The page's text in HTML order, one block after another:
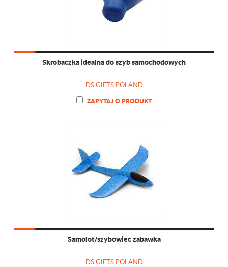
Skrobaczka idealna do szyb samochodowych
DS GIFTS POLAND
ZAPYTAJ O PRODUKT
Samolot/szybowiec zabawka
DS GIFTS POLAND